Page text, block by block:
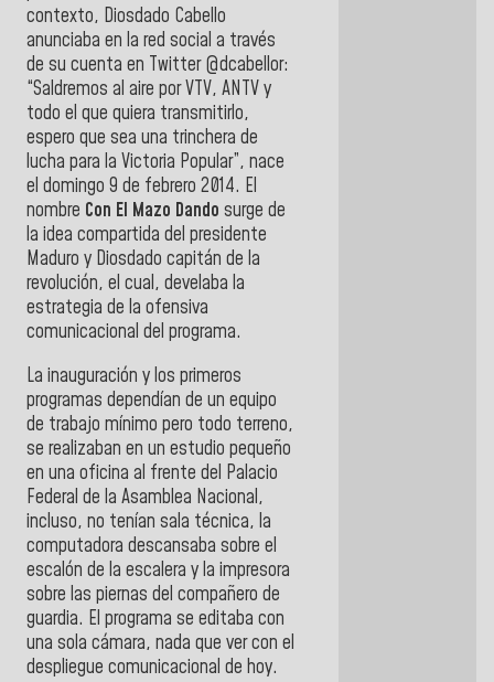
contexto, Diosdado Cabello
anunciaba en la red social a través
de su cuenta en Twitter @dcabellor:
“Saldremos al aire por VTV, ANTV y
todo el que quiera transmitirlo,
espero que sea una trinchera de
lucha para la Victoria Popular”, nace
el domingo 9 de febrero 2014. El
nombre Con El Mazo Dando surge de
la idea compartida del presidente
Maduro y Diosdado capitán de la
revolución, el cual, develaba la
estrategia de la ofensiva
comunicacional del programa.
La inauguración y los primeros
programas dependían de un equipo
de trabajo mínimo pero todo terreno,
se realizaban en un estudio pequeño
en una oficina al frente del Palacio
Federal de la Asamblea Nacional,
incluso, no tenían sala técnica, la
computadora descansaba sobre el
escalón de la escalera y la impresora
sobre las piernas del compañero de
guardia. El programa se editaba con
una sola cámara, nada que ver con el
despliegue comunicacional de hoy.